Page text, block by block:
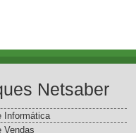
Netsaber
Informática
Vendas